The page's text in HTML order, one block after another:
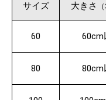
サイズ 大きさ
60 60cm
80 80cm